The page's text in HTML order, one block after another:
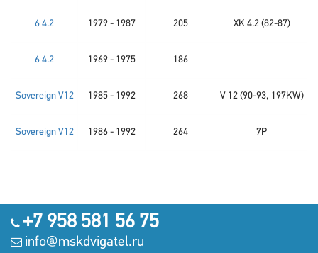
6 4.2 1979 - 1987 205 XK 4.2 (82-87)
6 4.2 1969 - 1975 186
Sovereign V12 1985 - 1992 268 V 12 (90-93, 197KW)
Sovereign V12 1986 - 1992 264 7P
+7 958 581 56 75
info@mskdvigatel.ru